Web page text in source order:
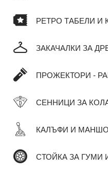
РЕТРО ТАБЕЛИ И
ЗАКАЧАЛКИ ЗА
ПРОЖЕКТОРИ -
СЕННИЦИ ЗА
КАЛЪФИ И
СТОЙКА ЗА ГУМИ